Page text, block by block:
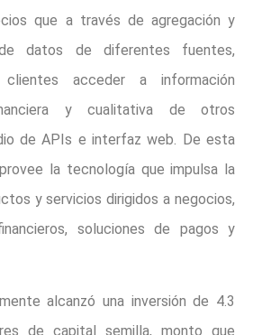
que a través de agregación y
de datos de diferentes fuentes,
acceder a información
y cualitativa de otros
de APIs e interfaz web. De esta
la tecnología que impulsa la
y servicios dirigidos a negocios,
soluciones de pagos y
alcanzó una inversión de 4.3
de capital semilla, monto que